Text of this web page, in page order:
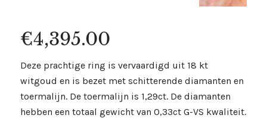
€4,395.00
Deze prachtige ring is vervaardigd uit 18 kt
witgoud en is bezet met schitterende diamanten en
toermalijn. De toermalijn is 1,29ct. De diamanten
hebben een totaal gewicht van 0,33ct G-VS kwaliteit.